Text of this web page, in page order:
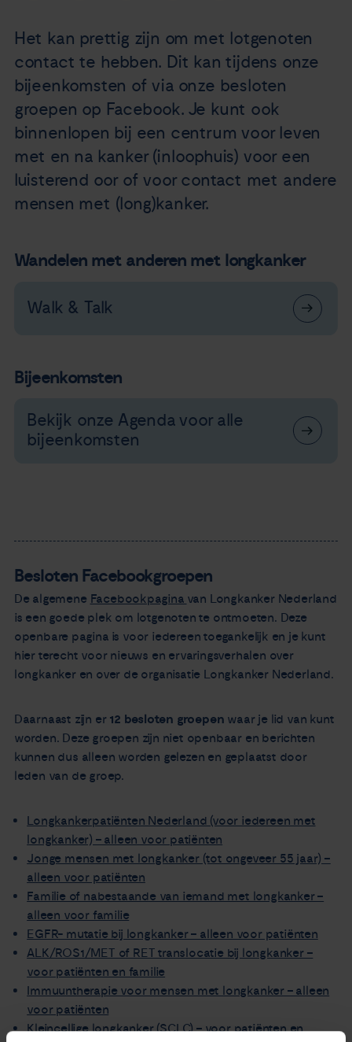
Het kan prettig zijn om met lotgenoten
contact te hebben. Dit kan tijdens onze
bijeenkomsten of via onze besloten
groepen op Facebook. Je kunt ook
binnenlopen bij een centrum voor leven
met en na kanker (inloophuis) voor een
luisterend oor of voor contact met andere
mensen met (long)kanker.
Wandelen met anderen met longkanker
Walk & Talk
Bijeenkomsten
Bekijk onze Agenda voor alle
bijeenkomsten
Besloten Facebookgroepen
De algemene Facebookpagina van Longkanker Nederland
is een goede plek om lotgenoten te ontmoeten. Deze
openbare pagina is voor iedereen toegankelijk en je kunt
hier terecht voor nieuws en ervaringsverhalen over
longkanker en over de organisatie Longkanker Nederland.
Daarnaast zijn er 12 besloten groepen waar je lid van kunt
worden. Deze groepen zijn niet openbaar en berichten
kunnen dus alleen worden gelezen en geplaatst door
leden van de groep.
Longkankerpatiënten Nederland (voor iedereen met
longkanker) – alleen voor patiënten
Jonge mensen met longkanker (tot ongeveer 55 jaar) –
alleen voor patiënten
Familie of nabestaande van iemand met longkanker –
alleen voor familie
EGFR- mutatie bij longkanker – alleen voor patiënten
ALK/ROS1/MET of RET translocatie bij longkanker –
voor patiënten en familie
Immuuntherapie voor mensen met longkanker – alleen
voor patiënten
Kleincellige longkanker (SCLC) – voor patiënten en